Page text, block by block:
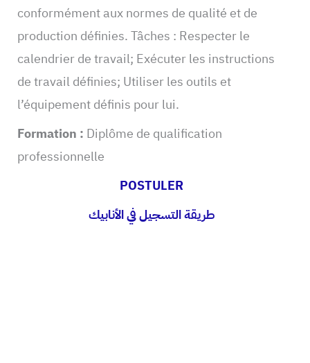
conformément aux normes de qualité et de
production définies. Tâches : Respecter le
calendrier de travail; Exécuter les instructions
de travail définies; Utiliser les outils et
l’équipement définis pour lui.
Formation : Diplôme de qualification
professionnelle
POSTULER
طريقة التسجيل في الأنابيك